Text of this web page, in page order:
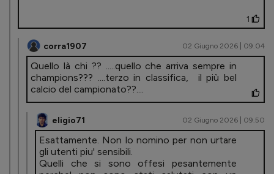
1
corra1907 02 Giugno 2026 | 09.04
Quello là chi ?? .....quello che arriva sempre in
champions??? ....terzo in classifica, il più bel
calcio del campionato??....
eligio71 02 Giugno 2026 | 09.50
Esattamente. Non lo nomino per non urtare
gli utenti piu' sensibili.
Quelli che si sono offesi pesantemente